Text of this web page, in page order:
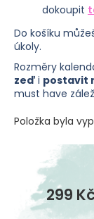
dokoupit
Do košíku
úkoly.
Rozměry
zeď i postavit
must have
Položka byla
Vyprodáno
299
Měrná
e
m
e